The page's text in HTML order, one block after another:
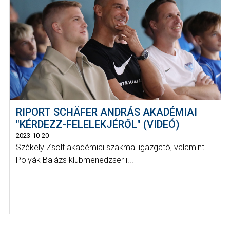
RIPORT SCHÄFER ANDRÁS AKADÉMIAI
"KÉRDEZZ-FELELEKJÉRŐL" (VIDEÓ)
2023-10-20
Székely Zsolt akadémiai szakmai igazgató, valamint
Polyák Balázs klubmenedzser i...